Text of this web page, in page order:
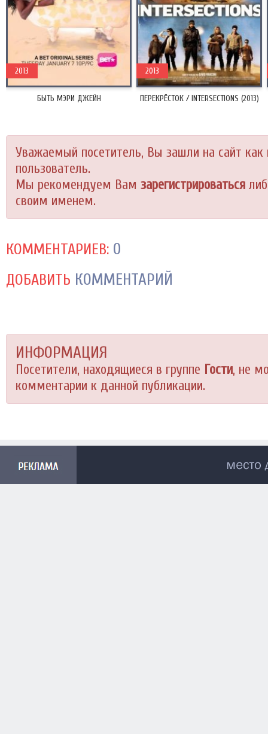
БЫТЬ МЭРИ ДЖЕЙН
2013
ПЕРЕКРЁСТОК / INTERSECTIONS (2013)
2013
Уважаемый посетитель, Вы зашли на сайт как
пользователь.
Мы рекомендуем Вам зарегистрироваться
своим именем.
КОММЕНТАРИЕВ: 0
ДОБАВИТЬ КОММЕНТАРИЙ
ИНФОРМАЦИЯ
Посетители, находящиеся в группе Гости, не
комментарии к данной публикации.